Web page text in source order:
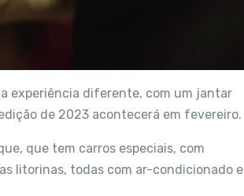
experiência diferente, com um jantar
de 2023 acontecerá em fevereiro.
que tem carros especiais, com
litorinas, todas com ar-condicionado e